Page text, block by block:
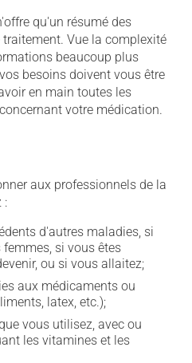
qu'un résumé des
Vue la complexité
beaucoup plus
besoins doivent vous être
en main toutes les
votre médication.
aux professionnels de la
:
d'autres maladies, si
si vous êtes
ou si vous allaitez;
aux médicaments ou
latex, etc.);
vous utilisez, avec ou
les vitamines et les